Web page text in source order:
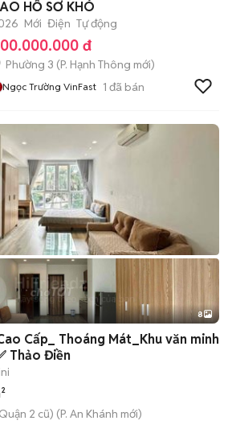
HỒ SƠ KHÓ
Mới Điện Tự động
đ
Phường 3 (P. Hạnh Thông mới)
Ngọc Trường VinFast 1 đã bán
+2
8
Cấp_ Thoáng Mát_Khu văn minh
Thảo Điền
2 cũ) (P. An Khánh mới)